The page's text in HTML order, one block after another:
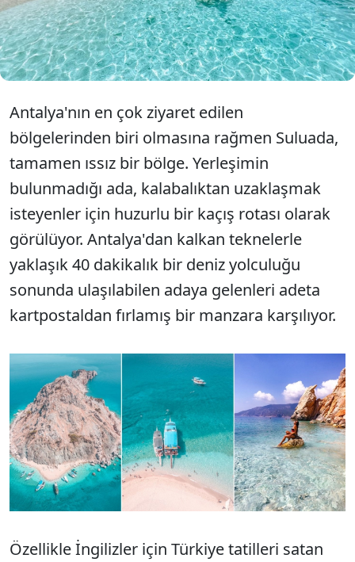
tatilciler için gizli bir cennet niteliğinde.
Antalya'nın en çok ziyaret edilen
bölgelerinden biri olmasına rağmen Suluada,
tamamen ıssız bir bölge. Yerleşimin
bulunmadığı ada, kalabalıktan uzaklaşmak
isteyenler için huzurlu bir kaçış rotası olarak
görülüyor. Antalya'dan kalkan teknelerle
yaklaşık 40 dakikalık bir deniz yolculuğu
sonunda ulaşılabilen adaya gelenleri adeta
kartpostaldan fırlamış bir manzara karşılıyor.
Özellikle İngilizler için Türkiye tatilleri satan